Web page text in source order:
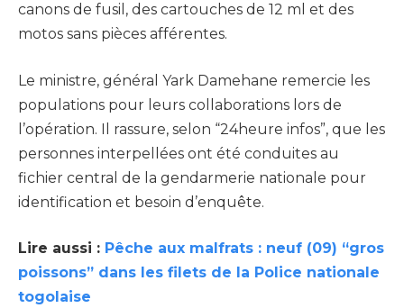
canons de fusil, des cartouches de 12 ml et des
motos sans pièces afférentes.
Le ministre, général Yark Damehane remercie les
populations pour leurs collaborations lors de
l’opération. Il rassure, selon “24heure infos”, que les
personnes interpellées ont été conduites au
fichier central de la gendarmerie nationale pour
identification et besoin d’enquête.
Lire aussi : Pêche aux malfrats : neuf (09) “gros
poissons” dans les filets de la Police nationale
togolaise